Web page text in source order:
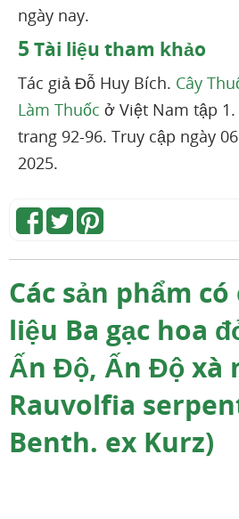
ngày nay.
5 Tài liệu tham khảo
Tác giả Đỗ Huy Bích. Cây
Làm Thuốc ở Việt Nam tập 1.
trang 92-96. Truy cập ngày
2025.
Các sản phẩm
liệu Ba gạc hoa
Ấn Độ, Ấn Độ xà
Rauvolfia
Benth. ex Kurz)